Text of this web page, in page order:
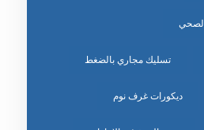
تسليك مجاري بالضغط
ديكورات غرف نوم